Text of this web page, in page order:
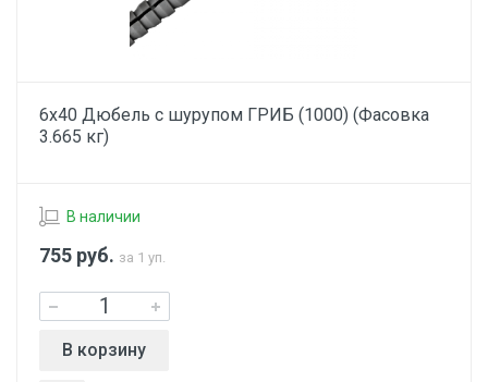
6х40 Дюбель с шурупом ГРИБ (1000) (Фасовка
3.665 кг)
В наличии
755 руб. за 1 уп.
В корзину